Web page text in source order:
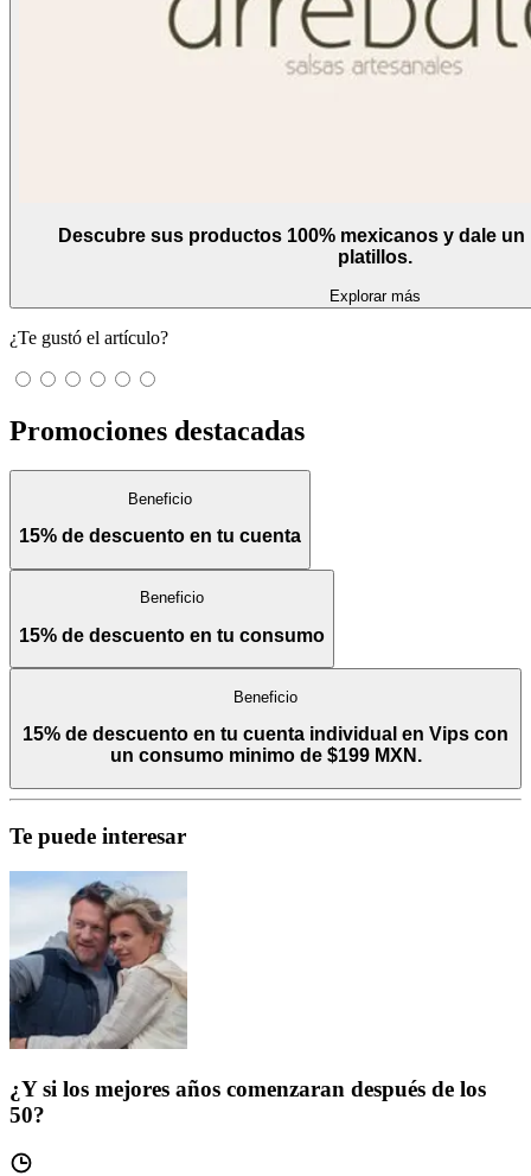
Descubre sus productos 100% mexicanos y dale
platillos.
Explorar más
¿Te gustó el artículo?
Promociones destacadas
Beneficio
15% de descuento en tu cuenta
Beneficio
15% de descuento en tu consumo
Beneficio
15% de descuento en tu cuenta individual en Vips con
un consumo minimo de $199 MXN.
Te puede interesar
¿Y si los mejores años comenzaran después de los
50?